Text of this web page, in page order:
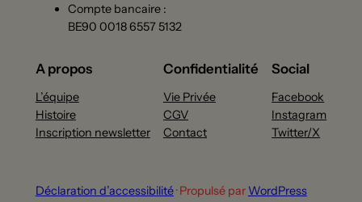
Compte bancaire :
BE90 0018 6557 5132
A propos
L’équipe
Histoire
Inscription newsletter
Confidentialité
Vie Privée
CGV
Contact
Social
Facebook
Instagram
Twitter/X
Déclaration d’accessibilité· Propulsé par WordPress